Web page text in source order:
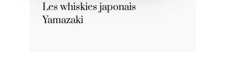
Les whiskies japonais
Yamazaki